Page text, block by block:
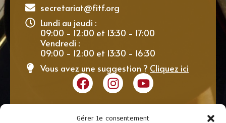
Gérer le consentement
secretariat@fitf.org
Lundi au jeudi :
09:00 - 12:00 et 13:30 - 17:00
Vendredi :
09:00 - 12:00 et 13:30 - 16:30
Vous avez une suggestion ? Cliquez ici